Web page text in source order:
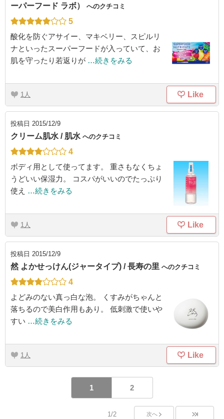
ーパーフード ラボ） へのクチコミ
5
酸化を防ぐアサイー、マキベリー、スピルリ
ナといったスーパーフードが入っていて、お
肌を守ったり若返りが …続きをみる
1 Like
投稿日 2015/12/9
クリーム肌水 / 肌水 へのクチコミ
4
ボディ用として使ってます。 重さもなくちょ
うどいい保湿力。 コスパがいいのでたっぷり
使え
…続きをみる
1 Like
投稿日 2015/12/9
然 よかせっけん(ジャータイプ) / 長寿の里 へのクチコミ
4
よどみのない真っ白な泡。 くすみがちゃんと
落ちるので美白作用もあり。 低刺激で使いや
すい …続きをみる
1 Like
1 2
1/2 次へ